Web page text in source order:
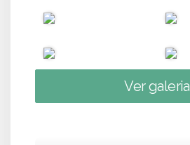
Ver galeria